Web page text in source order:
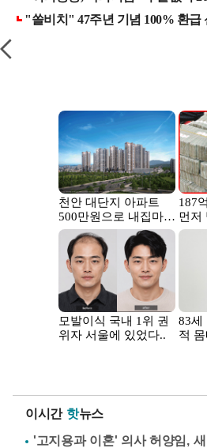
이시간 핫뉴스
'고지용과 이혼' 의사 허양임,